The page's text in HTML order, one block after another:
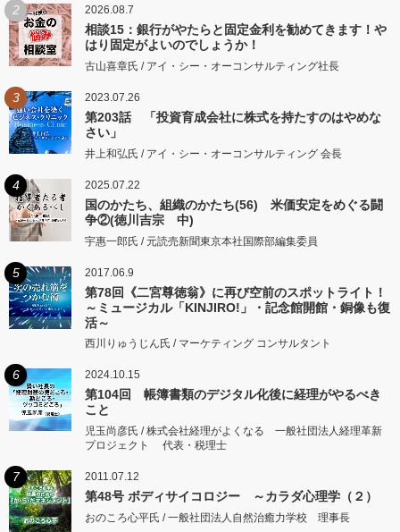
2 2026.08.7
相談15：銀行がやたらと固定金利を勧めてきます！や
はり固定がよいのでしょうか！
古山喜章氏 / アイ・シー・オーコンサルティング社長
3 2023.07.26
第203話 「投資育成会社に株式を持たすのはやめな
さい」
井上和弘氏 / アイ・シー・オーコンサルティング 会長
4 2025.07.22
国のかたち、組織のかたち(56) 米価安定をめぐる闘
争②(徳川吉宗 中)
宇惠一郎氏 / 元読売新聞東京本社国際部編集委員
5 2017.06.9
第78回《二宮尊徳翁》に再び空前のスポットライト！
～ミュージカル「KINJIRO!」・記念館開館・銅像も復
活～
西川りゅうじん氏 / マーケティング コンサルタント
6 2024.10.15
第104回 帳簿書類のデジタル化後に経理がやるべき
こと
児玉尚彦氏 / 株式会社経理がよくなる 一般社団法人経理革新
プロジェクト 代表・税理士
7 2011.07.12
第48号 ボディサイコロジー ～カラダ心理学（２）
おのころ心平氏 / 一般社団法人自然治癒力学校 理事長